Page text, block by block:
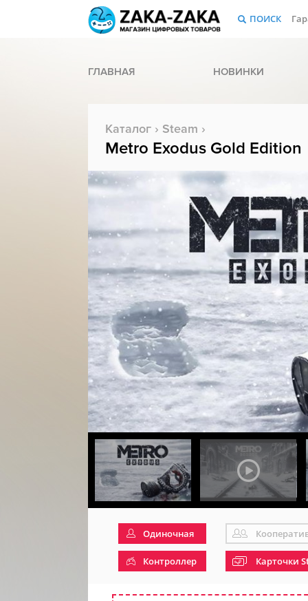
ПОИСК
ГЛАВНАЯ НОВИНКИ
Каталог › Steam ›
Metro Exodus Gold Edition
Одиночная
Контроллер Карточки